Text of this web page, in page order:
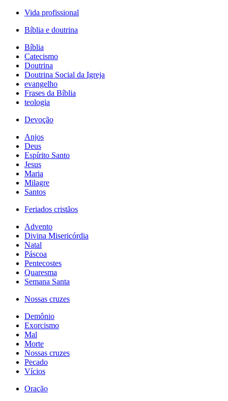
Vida profissional
Bíblia e doutrina
Bíblia
Catecismo
Doutrina
Doutrina Social da Igreja
evangelho
Frases da Bíblia
teologia
Devoção
Anjos
Deus
Espírito Santo
Jesus
Maria
Milagre
Santos
Feriados cristãos
Advento
Divina Misericórdia
Natal
Páscoa
Pentecostes
Quaresma
Semana Santa
Nossas cruzes
Demônio
Exorcismo
Mal
Morte
Nossas cruzes
Pecado
Vícios
Oração